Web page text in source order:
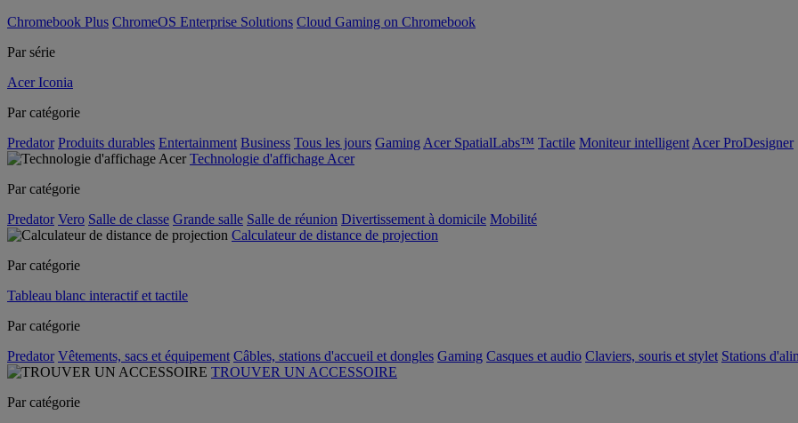
Chromebook Plus ChromeOS Enterprise Solutions Cloud Gaming on Chromebook
Par série
Acer Iconia
Par catégorie
Predator Produits durables Entertainment Business Tous les jours Gaming Acer SpatialLabs™ Tactile Moniteur intelligent Acer ProDesigner
Technologie d'affichage Acer
Par catégorie
Predator Vero Salle de classe Grande salle Salle de réunion Divertissement à domicile Mobilité
Calculateur de distance de projection
Par catégorie
Tableau blanc interactif et tactile
Par catégorie
Predator Vêtements, sacs et équipement Câbles, stations d'accueil et dongles Gaming Casques et audio Claviers, souris et stylet Stations
TROUVER UN ACCESSOIRE
Par catégorie